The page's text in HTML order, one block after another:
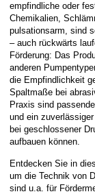
empfindliche oder
Chemikalien,
pulsationsarm, sind
– auch rückwärts
Förderung: Das
anderen
die Empfindlichkeit
Spaltmaße bei
Praxis sind
und ein
bei geschlossener
aufbauen können.
Entdecken Sie in
um die Technik von
sind u.a. für